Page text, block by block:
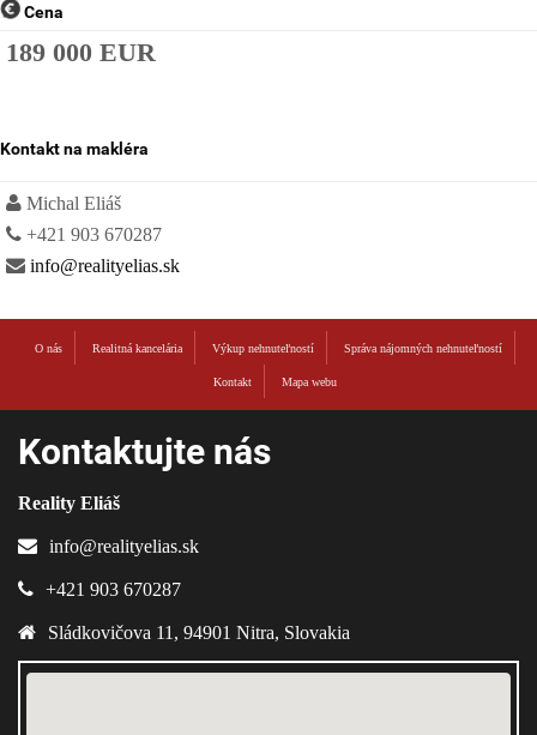
Cena
189 000 EUR
Kontakt na makléra
Michal Eliáš
+421 903 670287
info@realityelias.sk
O nás Realitná kancelária Výkup nehnuteľností Správa nájomných nehnuteľností
Kontakt Mapa webu
Kontaktujte nás
Reality Eliáš
info@realityelias.sk
+421 903 670287
Sládkovičova 11 , 94901 Nitra, Slovakia